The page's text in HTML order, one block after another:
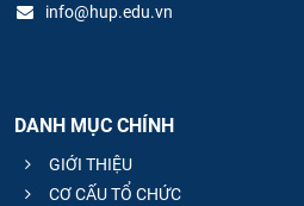
info@hup.edu.vn
DANH MỤC CHÍNH
GIỚI THIỆU
CƠ CẤU TỔ CHỨC